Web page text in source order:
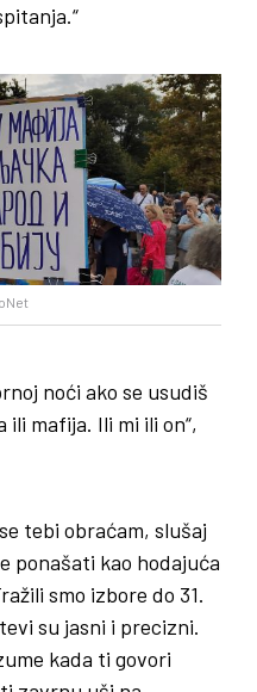
noći ako se usudiš
mafija. Ili mi ili on“,
tebi obraćam, slušaj
ponašati kao hodajuća
smo izbore do 31.
su jasni i precizni.
kada ti govori